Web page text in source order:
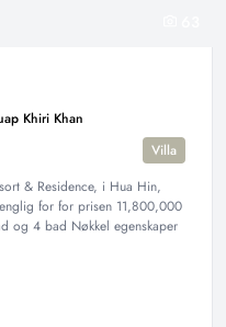
Khiri Khan
Villa
& Residence, i Hua Hin,
for for prisen 11,800,000
og 4 bad Nøkkel egenskaper